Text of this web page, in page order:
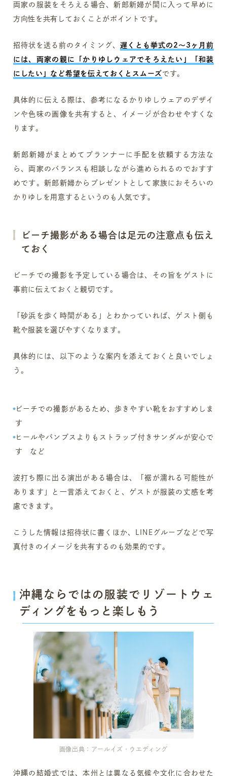
両家の服装をそろえる場合、新郎新婦が間に入って早めに
方向性を共有しておくことがポイントです。
招待状を送る前のタイミング、 遅くとも挙式の2〜3ヶ月前
には、両家の親に「かりゆしウェアでそろえたい」「和装
にしたい」など希望を伝えておくとスムーズ です。
具体的に伝える際は、参考になるかりゆしウェアのデザイ
ンや色味の画像を共有すると、イメージが合わせやすくな
ります。
新郎新婦がまとめてプランナーに手配を依頼する方法な
ら、両家のバランスも相談しながら進められるのでおすす
めです。新郎新婦からプレゼントとして家族におそろいの
かりゆしを用意するというのも人気です。
ビーチ撮影がある場合は足元の注意点も伝え
ておく
ビーチでの撮影を予定している場合は、その旨をゲストに
事前に伝えておくと親切です。
「砂浜を歩く時間がある」とわかっていれば、ゲスト側も
靴や服装を選びやすくなります。
具体的には、以下のような案内を添えておくと良いでしょ
う。
ビーチでの撮影があるため、歩きやすい靴をおすすめしま
す
ヒールやパンプスよりもストラップ付きサンダルが安心で
す など
波打ち際に出る演出がある場合は、「裾が濡れる可能性が
あります」と一言添えておくと、ゲストが服装の丈感を考
慮できます。
こうした情報は招待状に書くほか、LINEグループなどで写
真付きのイメージを共有するのも効果的です。
沖縄ならではの服装でリゾートウェ
ディングをもっと楽しもう
画像出典：アールイズ・ウエディング
沖縄の結婚式では、本州とは異なる気候や文化に合わせた